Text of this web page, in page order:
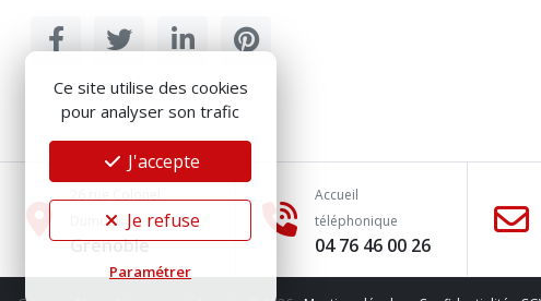
Dumont
Grenoble
Accueil
téléphonique
04 76 46 00 26
Ce site utilise des cookies
pour analyser son trafic
J'accepte
Je refuse
Paramétrer